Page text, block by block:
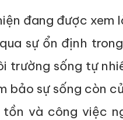
đang được
sự ổn định
trường sống tự
bảo sự sống còn
và công việc